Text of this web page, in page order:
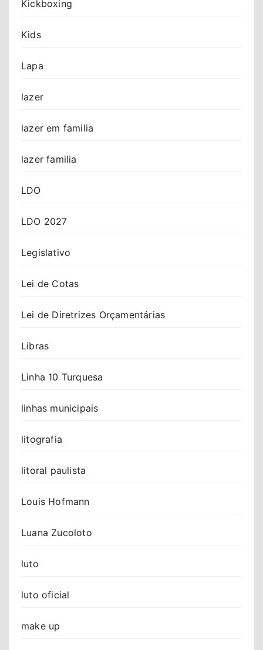
Kickboxing
Kids
Lapa
lazer
lazer em familia
lazer familia
LDO
LDO 2027
Legislativo
Lei de Cotas
Lei de Diretrizes Orçamentárias
Libras
Linha 10 Turquesa
linhas municipais
litografia
litoral paulista
Louis Hofmann
Luana Zucoloto
luto
luto oficial
make up